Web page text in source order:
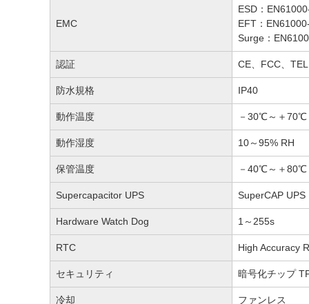
EMC
ESD：
EFT：
Surge：
認証 CE、FCC、
防水規格 IP40
動作温度 －30℃～＋70℃
動作湿度 10～95% RH
保管温度 －40℃～＋80℃
Supercapacitor UPS SuperCAP
Hardware Watch Dog 1～255s
RTC High Accuracy
セキュリティ 暗号化チップ
冷却 ファンレス